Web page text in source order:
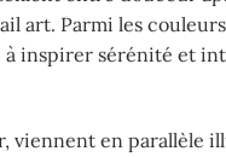
art. Parmi les
inspirer sérénité et
viennent en parallèle